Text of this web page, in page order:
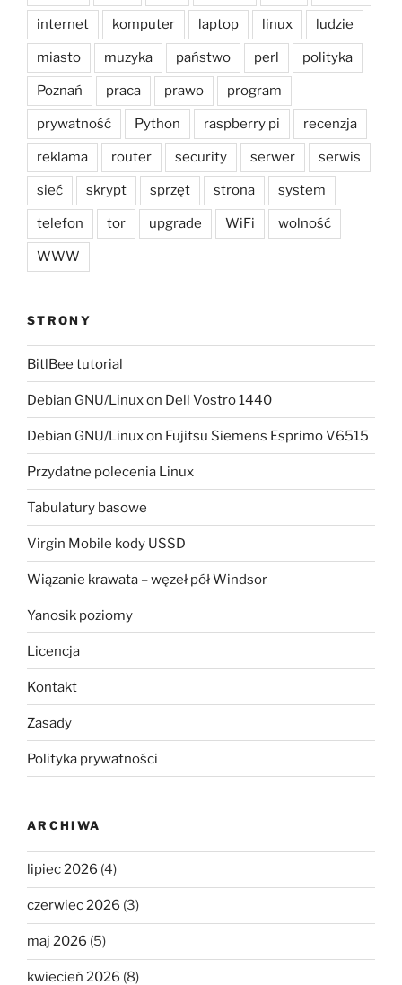
internet komputer laptop linux ludzie
miasto muzyka państwo perl polityka
Poznań praca prawo program
prywatność Python raspberry pi recenzja
reklama router security serwer serwis
sieć skrypt sprzęt strona system
telefon tor upgrade WiFi wolność
WWW
STRONY
BitlBee tutorial
Debian GNU/Linux on Dell Vostro 1440
Debian GNU/Linux on Fujitsu Siemens Esprimo V6515
Przydatne polecenia Linux
Tabulatury basowe
Virgin Mobile kody USSD
Wiązanie krawata – węzeł pół Windsor
Yanosik poziomy
Licencja
Kontakt
Zasady
Polityka prywatności
ARCHIWA
lipiec 2026 (4)
czerwiec 2026 (3)
maj 2026 (5)
kwiecień 2026 (8)